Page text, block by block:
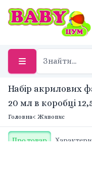
Набір акрилових
20 мл в коробці
Головна< Живопис
Про товар